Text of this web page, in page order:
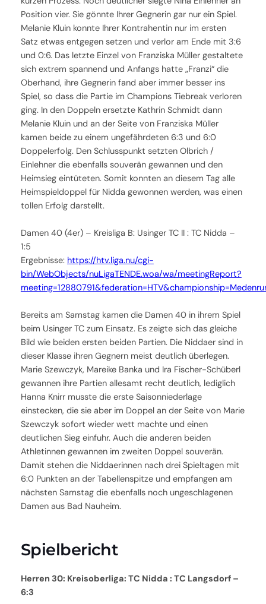
Position vier. Sie gönnte Ihrer Gegnerin gar nur ein Spiel.
Melanie Kluin konnte Ihrer Kontrahentin nur im ersten
Satz etwas entgegen setzen und verlor am Ende mit 3:6
und 0:6. Das letzte Einzel von Franziska Müller gestaltete
sich extrem spannend und Anfangs hatte „Franzi“ die
Oberhand, ihre Gegnerin fand aber immer besser ins
Spiel, so dass die Partie im Champions Tiebreak verloren
ging. In den Doppeln ersetzte Kathrin Schmidt dann
Melanie Kluin und an der Seite von Franziska Müller
kamen beide zu einem ungefährdeten 6:3 und 6:0
Doppelerfolg. Den Schlusspunkt setzten Olbrich /
Einlehner die ebenfalls souverän gewannen und den
Heimsieg eintüteten. Somit konnten an diesem Tag alle
Heimspieldoppel für Nidda gewonnen werden, was einen
tollen Erfolg darstellt.
Damen 40 (4er) – Kreisliga B: Usinger TC II : TC Nidda –
1:5
Ergebnisse: https://htv.liga.nu/cgi-
bin/WebObjects/nuLigaTENDE.woa/wa/meetingReport?
Bereits am Samstag kamen die Damen 40 in ihrem Spiel
beim Usinger TC zum Einsatz. Es zeigte sich das gleiche
Bild wie beiden ersten beiden Partien. Die Niddaer sind in
dieser Klasse ihren Gegnern meist deutlich überlegen.
Marie Szewczyk, Mareike Banka und Ira Fischer-Schüberl
gewannen ihre Partien allesamt recht deutlich, lediglich
Hanna Knirr musste die erste Saisonniederlage
einstecken, die sie aber im Doppel an der Seite von Marie
Szewczyk sofort wieder wett machte und einen
deutlichen Sieg einfuhr. Auch die anderen beiden
Athletinnen gewannen im zweiten Doppel souverän.
Damit stehen die Niddaerinnen nach drei Spieltagen mit
6:0 Punkten an der Tabellenspitze und empfangen am
nächsten Samstag die ebenfalls noch ungeschlagenen
Damen aus Bad Nauheim.
Spielbericht
Herren 30: Kreisoberliga: TC Nidda : TC Langsdorf –
6:3